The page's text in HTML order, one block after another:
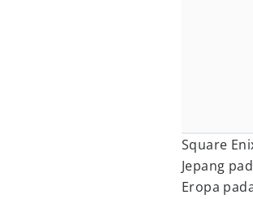
Square
Jepang
Eropa